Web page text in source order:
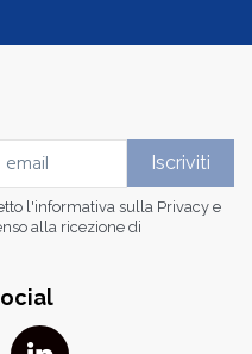
l'informativa sulla Privacy e
alla ricezione di